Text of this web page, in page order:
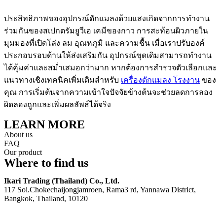
ประสิทธิภาพของอุปกรณ์ดักแมลงด้วยแสงเกิดจากการทำงาน
ร่วมกันของสเปกตรัมยูวีเอ เคมีของกาว การสะท้อนผิวภายใน
มุมมองที่เปิดโล่ง ลม อุณหภูมิ และความชื้น เมื่อเราปรับองค์
ประกอบรอบด้านให้ส่งเสริมกัน อุปกรณ์ชุดเดิมสามารถทำงาน
ได้คุ้มค่าและสม่ำเสมอกว่ามาก หากต้องการสำรวจตัวเลือกและ
แนวทางเชิงเทคนิคเพิ่มเติมสำหรับ เครื่องดักแมลง โรงงาน ของ
คุณ การเริ่มต้นจากความเข้าใจปัจจัยข้างต้นจะช่วยลดการลอง
ผิดลองถูกและเพิ่มผลลัพธ์ได้จริง
LEARN MORE
About us
FAQ
Our product
Where to find us
Ikari Trading (Thailand) Co., Ltd.
117 Soi.Chokechaijongjamroen, Rama3 rd, Yannawa District,
Bangkok, Thailand, 10120